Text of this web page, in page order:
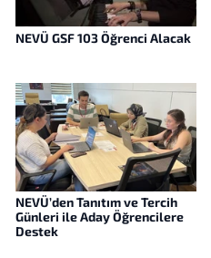
NEVÜ GSF 103 Öğrenci Alacak
NEVÜ’den Tanıtım ve Tercih
Günleri ile Aday Öğrencilere
Destek